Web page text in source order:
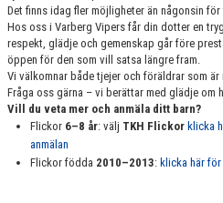
Det finns idag fler möjligheter än någonsin
Hos oss i Varberg Vipers får din dotter en
respekt, glädje och gemenskap går före
öppen för den som vill satsa längre fram.
Vi välkomnar både tjejer och föräldrar som är
Fråga oss gärna – vi berättar med glädje om
Vill du veta mer och anmäla ditt barn?
Flickor 6–8 år: välj TKH Flickor klicka
anmälan
Flickor födda 2010–2013: klicka här